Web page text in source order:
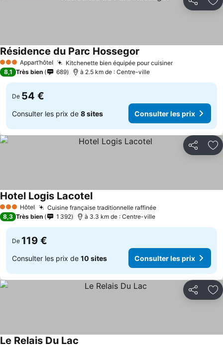
Partager
3 ÉtoilesAppart’hôtel Kitchenette bien équipée pour cuisiner
Résidence du Parc Hossegor
8,1 Très bien 689 à 2.5 km de : Centre-ville
De 54 €
Consulter les prix de 8 sites Consulter les prix
Partager
3 ÉtoilesHôtel Cuisine française traditionnelle raffinée
Hotel Logis Lacotel
8,3 Très bien 1 392 à 3.3 km de : Centre-ville
De 119 €
Consulter les prix de 10 sites Consulter les prix
Partager
Le Relais Du Lac